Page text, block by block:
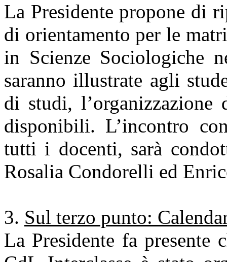
La Presidente propone di
di orientamento per le
in Scienze Sociologiche
saranno illustrate agli
di studi,
disponibili. L’incontro
tutti i docenti, sarà
Rosalia Condorelli ed
Sul terzo punto:
La Presidente fa